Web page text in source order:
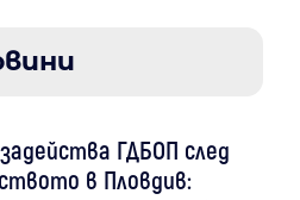
ГДБОП след
в Пловдив: